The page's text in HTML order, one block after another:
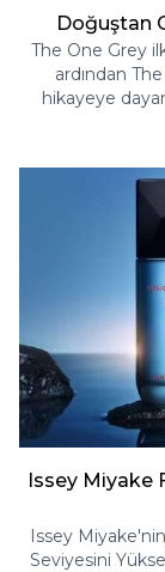
Doğuştan
The One Grey
ardından
hikayeye
oluşturuyor.
Intense,
Issey Miyake
Issey
Seviyesini